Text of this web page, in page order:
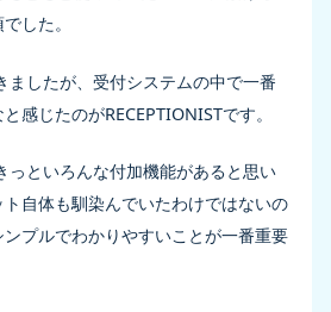
した。
ましたが、受付システムの中で一番
感じたのがRECEPTIONISTです。
っといろんな付加機能があると思い
自体も馴染んでいたわけではないの
プルでわかりやすいことが一番重要